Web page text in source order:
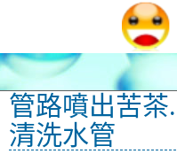
管路噴出苦
清洗水管